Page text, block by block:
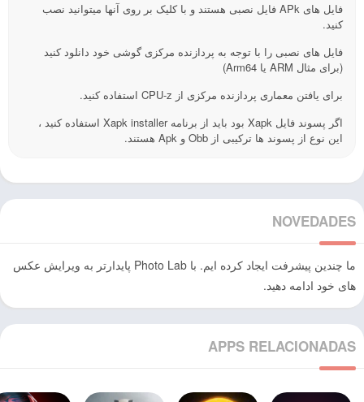
فایل های APk فایل نصبی هستند و با کلیک بر روی آنها میتوانید نصب
کنید.
فایل های نصبی را با توجه به پردازنده مرکزی گوشی خود دانلود کنید
(برای مثال ARM یا Arm64)
برای یافتن معماری پردازنده مرکزی از CPU-z استفاده کنید.
اگر پسوند فایل Xapk بود باید از برنامه Xapk installer استفاده کنید ،
این نوع از پسوند ها ترکیبی از Obb و Apk هستند.
NOVEDADES
ما چندین پیشرفت ایجاد کرده ایم. با Photo Lab پایدارتر به ویرایش عکس
های خود ادامه دهید.
APPS RELACIONADAS